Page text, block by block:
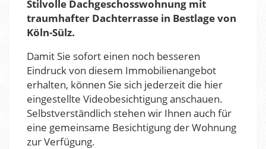
Stilvolle Dachgeschosswohnung mit
traumhafter Dachterrasse in Bestlage von
Köln-Sülz.
Damit Sie sofort einen noch besseren
Eindruck von diesem Immobilienangebot
erhalten, können Sie sich jederzeit die hier
eingestellte Videobesichtigung anschauen.
Selbstverständlich stehen wir Ihnen auch für
eine gemeinsame Besichtigung der Wohnung
zur Verfügung.